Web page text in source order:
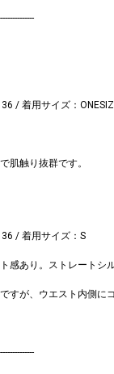
/ 着用サイズ：
肌触り抜群です。
/ 着用サイズ：S
感あり。ストレートシル
すが、ウエスト内側に